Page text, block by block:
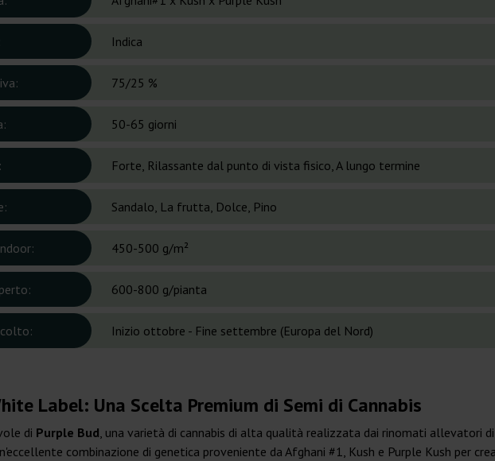
Indica
75/25 %
50-65 giorni
Forte, Rilassante dal punto di vista fisico, A lungo termine
Sandalo, La frutta, Dolce, Pino
450-500 g/m²
600-800 g/pianta
Inizio ottobre - Fine settembre (Europa del Nord)
Label: Una Scelta Premium di Semi di Cannabis
di Purple Bud, una varietà di cannabis di alta qualità realizzata dai rinomati allevatori
combinazione di genetica proveniente da Afghani #1, Kush e Purple Kush per